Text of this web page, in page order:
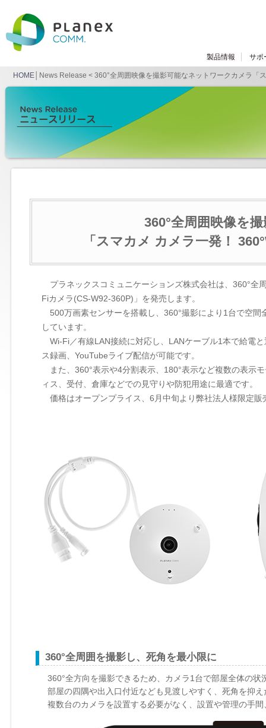
製品情報 サポ
HOME │News Release < 360°全周囲映像を撮影可能なネットワークカメラ
360°全周囲映像を
「スマカメ カメラ一発！
プラネックスコミュニケーションズ株式会社は、360°全
Fiカメラ(CS-W92-360P)」を発売します。
500万画素センサーを搭載し、360°撮影により1台で空間
しています。
Wi-Fi／有線LAN接続に対応し、LANケーブル1本で給電
ス録画、YouTubeライブ配信が可能です。
また、360°表示や4分割表示、180°表示など複数の表示
ィス、受付、倉庫などでの見守りや防犯用途に最適です。
価格はオープンプライス、6月中旬より弊社法人様限定販
360°全周囲を撮影し、死角を最小限に
360°全方向を撮影できるため、カメラ1台で部屋全体の状
部屋の四隅や出入口付近なども見渡しやすく、死角を抑
複数台のカメラを設置する必要がなく、設置や管理の手